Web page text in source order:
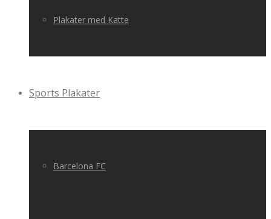
Plakater med Katte
Sports Plakater
Barcelona FC